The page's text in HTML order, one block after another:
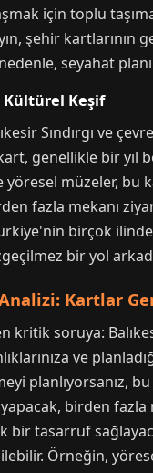
için toplu
şehir kartlarının
seyahat
Kültürel Keşif
Sındırgı ve
genellikle bir yıl
yöresel müzeler, bu
fazla mekanı
birçok
bir yol
Kartlar
kritik soruya:
ve
planlıyorsanız,
birden fazla
bir tasarruf
Örneğin,